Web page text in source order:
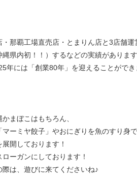
那覇工場直売店・とまりん店と3店舗運
県内初！！）するなどの実績がありま
年には「創業80年」を迎えることができ
まぼこはもちろん、
ーミヤ餃子」やおにぎりを魚のすり身
開しております！
ーガンにしております！
は、遊びに来てくださいね♪